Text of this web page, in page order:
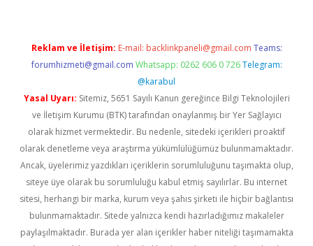
Reklam ve İletişim: E-mail: backlinkpaneli@gmail.com Teams:
forumhizmeti@gmail.com Whatsapp: 0262 606 0 726 Telegram:
@karabul
Yasal Uyarı: Sitemiz, 5651 Sayılı Kanun gereğince Bilgi Teknolojileri
ve İletişim Kurumu (BTK) tarafından onaylanmış bir Yer Sağlayıcı
olarak hizmet vermektedir. Bu nedenle, sitedeki içerikleri proaktif
olarak denetleme veya araştırma yükümlülüğümüz bulunmamaktadır.
Ancak, üyelerimiz yazdıkları içeriklerin sorumluluğunu taşımakta olup,
siteye üye olarak bu sorumluluğu kabul etmiş sayılırlar. Bu internet
sitesi, herhangi bir marka, kurum veya şahıs şirketi ile hiçbir bağlantısı
bulunmamaktadır. Sitede yalnızca kendi hazırladığımız makaleler
paylaşılmaktadır. Burada yer alan içerikler haber niteliği taşımamakta